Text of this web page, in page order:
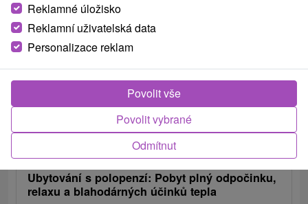
TIP
od2 895,22Kč
Ubytování s polopenzí: Pobyt plný odpočinku,
relaxu a blahodárných účinků tepla
Reklamné úložisko
Reklamní uživatelská data
Personalizace reklam
Odmítnut
Povolit vybrané
Povolit vše